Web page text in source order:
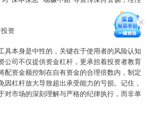
资
具本身是中性的，关键在于使用者的风险认知
公司不仅提供资金杠杆，更承担着投资者教育
配资金额控制在自有资金的合理倍数内，制定
因杠杆放大导致超出承受能力的亏损。记住，
对市场的深刻理解与严格的纪律执行，而非单